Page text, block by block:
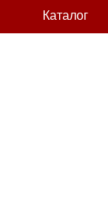
Каталог